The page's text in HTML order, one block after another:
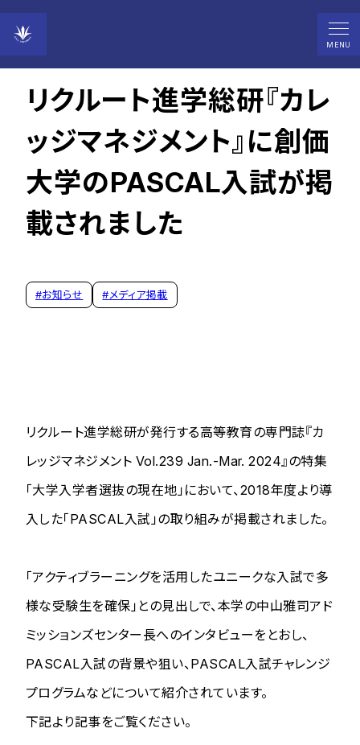
MENU
2024年01月15日
リクルート進学総研『カレ
ッジマネジメント』に創価
大学のPASCAL入試が掲
載されました
#お知らせ #メディア掲載
リクルート進学総研が発行する高等教育の専門誌『カ
レッジマネジメント Vol.239 Jan.-Mar. 2024』の特集
「大学入学者選抜の現在地」において、2018年度より導
入した「PASCAL入試」の取り組みが掲載されました。
「アクティブラーニングを活用したユニークな入試で多
様な受験生を確保」との見出しで、本学の中山雅司アド
ミッションズセンター長へのインタビューをとおし、
PASCAL入試の背景や狙い、PASCAL入試チャレンジ
プログラムなどについて紹介されています。
下記より記事をご覧ください。